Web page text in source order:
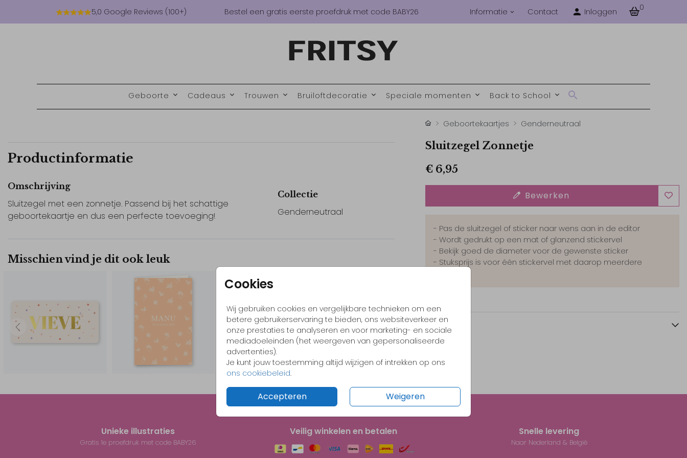
5,0 Google Reviews (100+) Bestel een gratis eerste proefdruk met code BABY26 Informatie Contact Inloggen 0
Geboorte Cadeaus Trouwen Bruiloftdecoratie Speciale momenten Back to School
Cookies
Wij gebruiken cookies en vergelijkbare technieken om een
betere gebruikerservaring te bieden, ons websiteverkeer en
onze prestaties te analyseren en voor marketing- en sociale
mediadoeleinden (het weergeven van gepersonaliseerde
advertenties).
Je kunt jouw toestemming altijd wijzigen of intrekken op ons
ons cookiebeleid.
Accepteren Weigeren
Productinformatie
Omschrijving
Sluitzegel met een zonnetje. Passend bij het schattige
geboortekaartje en dus een perfecte toevoeging!
Collectie
Genderneutraal
Misschien vind je dit ook leuk
Geboortekaartjes Genderneutraal
Sluitzegel Zonnetje
€ 6,95
Bewerken
- Pas de sluitzegel of sticker naar wens aan in de editor
- Wordt gedrukt op een mat of glanzend stickervel
- Bekijk goed de diameter voor de gewenste sticker
- Stuksprijs is voor één stickervel met daarop meerdere
Prijzen
Unieke illustraties
Gratis 1e proefdruk met code BABY26
Veilig winkelen en betalen Snelle levering
Naar Nederland & België